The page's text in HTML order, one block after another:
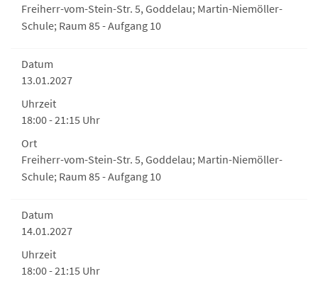
Freiherr-vom-Stein-Str. 5, Goddelau; Martin-Niemöller-
Schule; Raum 85 - Aufgang 10
Datum
13.01.2027
Uhrzeit
18:00 - 21:15 Uhr
Ort
Freiherr-vom-Stein-Str. 5, Goddelau; Martin-Niemöller-
Schule; Raum 85 - Aufgang 10
Datum
14.01.2027
Uhrzeit
18:00 - 21:15 Uhr